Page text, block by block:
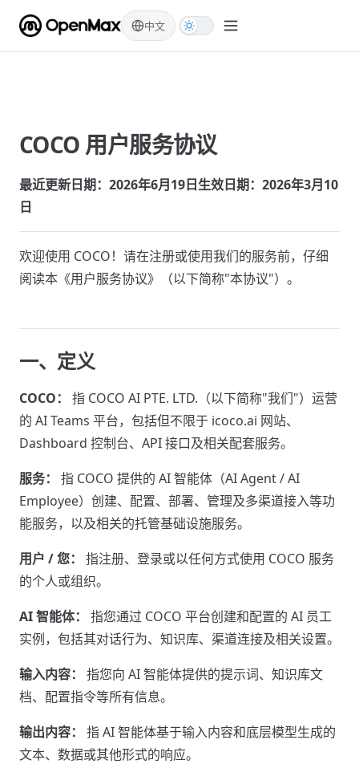
中文
Skip to content
COCO 用户服务协议
最近更新日期：2026年6月19日生效日期：2026年3月10
日
欢迎使用 COCO！请在注册或使用我们的服务前，仔细
阅读本《用户服务协议》（以下简称"本协议"）。
一、定义
COCO：
指 COCO AI PTE. LTD.（以下简称"我们"）运营
的 AI Teams 平台，包括但不限于 icoco.ai 网站、
Dashboard 控制台、API 接口及相关配套服务。
服务：
指 COCO 提供的 AI 智能体（AI Agent / AI
Employee）创建、配置、部署、管理及多渠道接入等功
能服务，以及相关的托管基础设施服务。
用户 / 您：
指注册、登录或以任何方式使用 COCO 服务
的个人或组织。
AI 智能体：
指您通过 COCO 平台创建和配置的 AI 员工
实例，包括其对话行为、知识库、渠道连接及相关设置。
输入内容：
指您向 AI 智能体提供的提示词、知识库文
档、配置指令等所有信息。
输出内容：
指 AI 智能体基于输入内容和底层模型生成的
文本、数据或其他形式的响应。